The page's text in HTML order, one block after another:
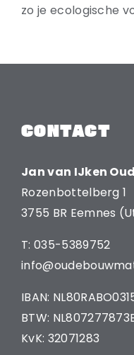
zo je ecologische
CONTACT
Jan van IJken
Rozenbottelberg 1
3755 BR Eemnes
T: 035-5389752
IBAN:
BTW:
KvK: 32071283